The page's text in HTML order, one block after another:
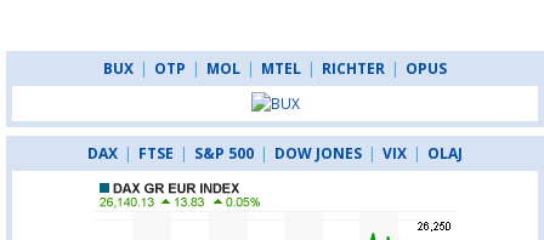
BUX | OTP | MOL | MTEL | RICHTER | OPUS
DAX | FTSE | S&P 500 | DOW JONES | VIX | OLAJ